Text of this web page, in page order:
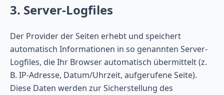
3. Server-Logfiles
Der Provider der Seiten erhebt und speichert
automatisch Informationen in so genannten Server-
Logfiles, die Ihr Browser automatisch übermittelt (z.
B. IP-Adresse, Datum/Uhrzeit, aufgerufene Seite).
Diese Daten werden zur Sicherstellung des